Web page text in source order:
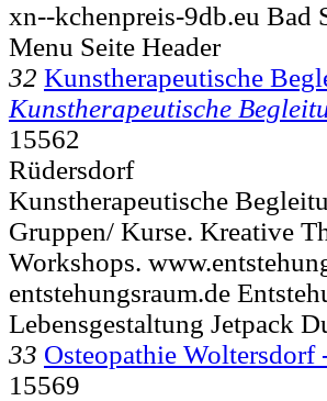
xn--kchenpreis-9db.eu Bad
Menu Seite Header
32 Kunstherapeutische
Kunstherapeutische
15562
Rüdersdorf
Kunstherapeutische
Gruppen/ Kurse. Kreative
Workshops.
entstehungsraum.de
Lebensgestaltung Jetpack
33 Osteopathie
15569